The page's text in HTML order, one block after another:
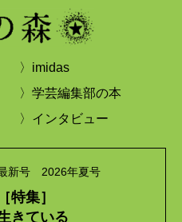
〉imidas
〉学芸編集部の本
〉インタビュー
新号 2026年夏号
［特集］
きている